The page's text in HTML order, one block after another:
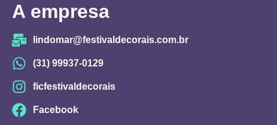
A empresa
lindomar@festivaldecorais.com.br
(31) 99937-0129
ficfestivaldecorais
Facebook